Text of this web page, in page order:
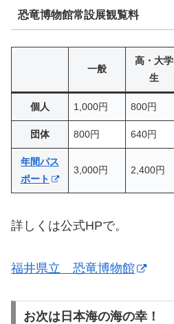
恐竜博物館常設展観覧料
一般
高・大学
生
個人 1,000円 800円
団体 800円 640円
年間パス
ポート
3,000円 2,400円
詳しくは公式HPで。
福井県立 恐竜博物館
お次は日本海の海の幸！